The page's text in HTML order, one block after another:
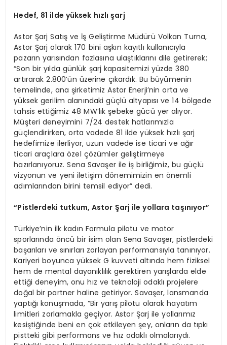
Hedef, 81 ilde yüksek hızlı şarj
Astor Şarj Satış ve İş Geliştirme Müdürü Volkan Turna,
Astor Şarj olarak 170 bini aşkın kayıtlı kullanıcıyla
pazarın yarısından fazlasına ulaştıklarını dile getirerek;
“Son bir yılda günlük şarj kapasitemizi yüzde 380
artırarak 2.800’ün üzerine çıkardık. Bu büyümenin
temelinde, ana şirketimiz Astor Enerji’nin orta ve
yüksek gerilim alanındaki güçlü altyapısı ve 14 bölgede
tahsis ettiğimiz 48 MW’lık şebeke gücü yer alıyor.
Müşteri deneyimini 7/24 destek hatlarımızla
güçlendirirken, orta vadede 81 ilde yüksek hızlı şarj
hedefimize ilerliyor, uzun vadede ise ticari ve ağır
ticari araçlara özel çözümler geliştirmeye
hazırlanıyoruz. Sena Savaşer ile iş birliğimiz, bu güçlü
vizyonun ve yeni iletişim dönemimizin en önemli
adımlarından birini temsil ediyor” dedi.
“Pistlerdeki tutkum, Astor Şarj ile yollara taşınıyor”
Türkiye’nin ilk kadın Formula pilotu ve motor
sporlarında öncü bir isim olan Sena Savaşer, pistlerdeki
başarıları ve sınırları zorlayan performansıyla tanınıyor.
Kariyeri boyunca yüksek G kuvveti altında hem fiziksel
hem de mental dayanıklılık gerektiren yarışlarda elde
ettiği deneyim, onu hız ve teknoloji odaklı projelere
doğal bir partner haline getiriyor. Savaşer, lansmanda
yaptığı konuşmada, “Bir yarış pilotu olarak hayatım
limitleri zorlamakla geçiyor. Astor Şarj ile yollarımız
kesiştiğinde beni en çok etkileyen şey, onların da tıpkı
pistteki gibi performans ve hız odaklı olmalarıydı.